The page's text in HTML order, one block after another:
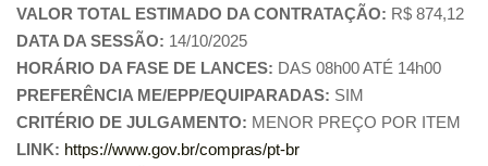
Pesquisador Colaborador
Iniciação Científica
GIP
Pró-Reitoria de Pesquisa e Inovação
VALOR TOTAL ESTIMADO DA CONTRATAÇÃO: R$ 874,12
DATA DA SESSÃO: 14/10/2025
HORÁRIO DA FASE DE LANCES: DAS 08h00 ATÉ 14h00
PREFERÊNCIA ME/EPP/EQUIPARADAS: SIM
CRITÉRIO DE JULGAMENTO: MENOR PREÇO POR ITEM
LINK: https://www.gov.br/compras/pt-br